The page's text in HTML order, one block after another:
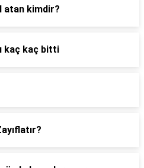
atan kimdir?
kaç kaç bitti